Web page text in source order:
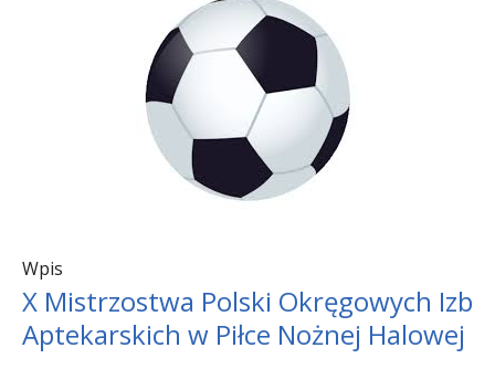
Wpis
X Mistrzostwa Polski Okręgowych Izb
Aptekarskich w Piłce Nożnej Halowej